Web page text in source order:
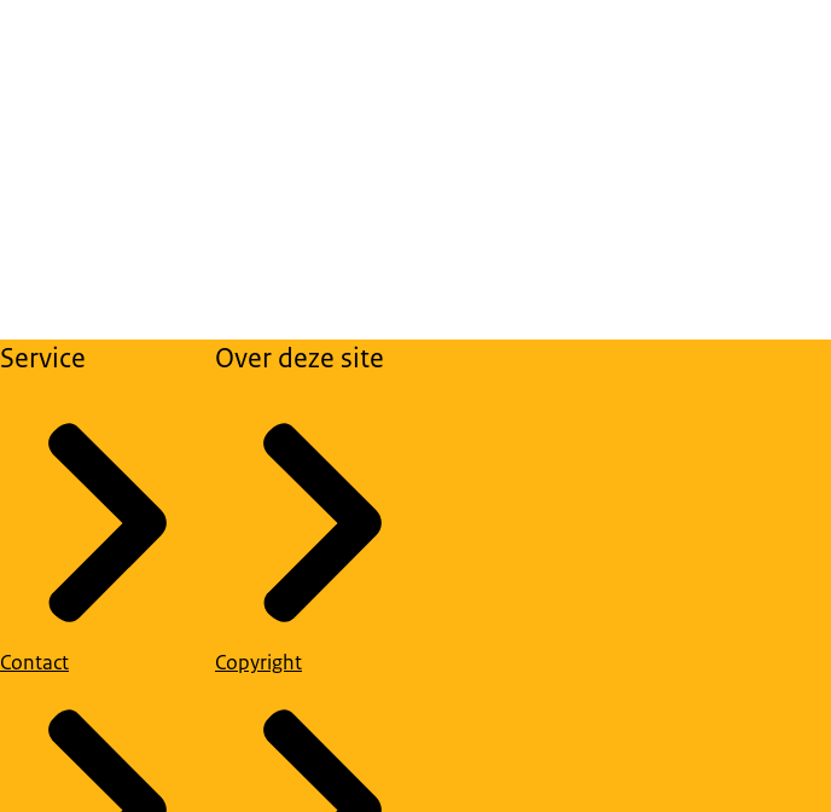
Service
Contact
Over deze site
Copyright